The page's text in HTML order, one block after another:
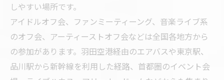
しやすい場所です。
アイドルオフ会、ファンミーティーング、音楽ライブ系
のオフ会、アーティーストオフ会などは全国各地方から
の参加があります。羽田空港経由のエアバスや東京駅、
品川駅から新幹線を利用した経路、首都圏のイベント会